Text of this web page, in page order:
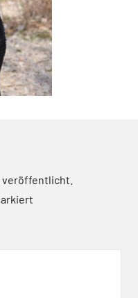
veröffentlicht.